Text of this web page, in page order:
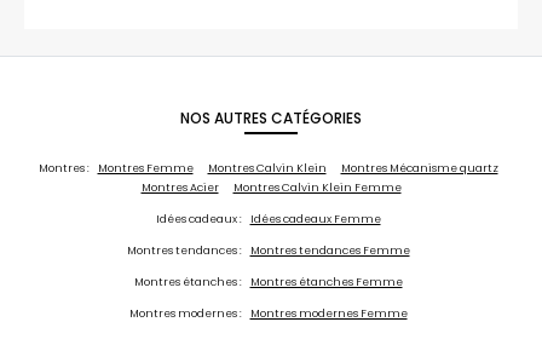
NOS AUTRES CATÉGORIES
Montres : Montres Femme Montres Calvin Klein
Montres Mécanisme quartz
Montres Acier
Montres Calvin Klein Femme
Idées cadeaux : Idées cadeaux Femme
Montres tendances : Montres tendances Femme
Montres étanches : Montres étanches Femme
Montres modernes : Montres modernes Femme